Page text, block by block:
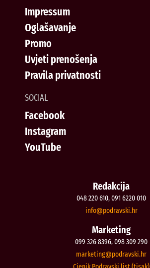
Impressum
Oglašavanje
Promo
Uvjeti prenošenja
Pravila privatnosti
SOCIAL
Facebook
Instagram
YouTube
Redakcija
048 220 610, 091 6220 010
rh.iksvardop
@ofni
Marketing
099 326 8396, 098 309 290
rh.iksvardop
@gnitekram